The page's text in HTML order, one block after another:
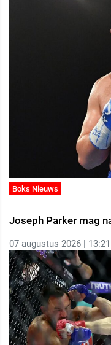
Boks Nieuws
Joseph Parker mag
07 augustus 2026 | 13:21